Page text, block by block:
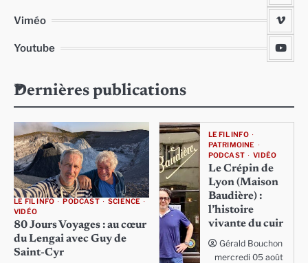
Viméo
Youtube
Dernières publications
LE FIL INFO PODCAST
SCIENCE
VIDÉO
80 Jours Voyages : au cœur
du Lengai avec Guy de
Saint-Cyr
LE FIL INFO
PATRIMOINE
PODCAST
VIDÉO
Le Crépin de
Lyon (Maison
Baudière) :
l’histoire
vivante du cuir
Gérald Bouchon
mercredi 05 août